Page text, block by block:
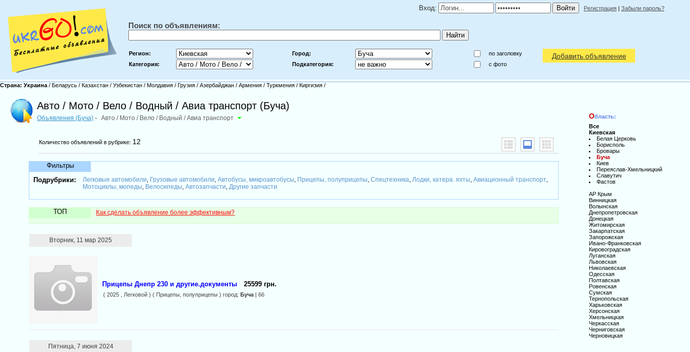
Вход: Регистрация | Забыли пароль?
Поиск по объявлениям:
Регион: Город:
по заголовку
Категория:
Подкатегория: c фото
Добавить объявление
Страна: Украина / Беларусь / Казахстан / Узбекистан / Молдавия / Грузия / Азербайджан / Армения / Туркмения / Киргизия /
Авто / Мото / Вело / Водный / Авиа транспорт (Буча)
Объявления (Буча) - Авто / Мото / Вело / Водный / Авиа транспорт
Количество объявлений в рубрике: 12
Фильтры
Подрубрики:
Легковые автомобили Грузовые автомобили ,Автобусы, микроавтобусы Прицепы, полуприцепы ,Спецтехника Лодки, катера. яхты ,Авиационный транспорт
Мотоциклы, мопеды Велосипеды ,Автозапчасти Другие запчасти
ТОП Как сделать объявление более эффективным?
Вторник, 11 мар 2025
Прицепы Днепр 230 и другие.документы 25599 грн.
( 2025 , Легковой ) ( Прицепы, полуприцепы ) город:Буча | 66
Пятница, 7 июня 2024
Область:
Все
Киевская
Белая Церковь
Борисполь
Бровары
Буча
Киев
Переяслав-Хмельницкий
Славутич
Фастов
АР Крым
Винницкая
Волынская
Днепропетровская
Донецкая
Житомирская
Закарпатская
Запорожская
Ивано-Франковская
Кировоградская
Луганская
Львовская
Николаевская
Одесская
Полтавская
Ровенская
Сумская
Тернопольская
Харьковская
Херсонская
Хмельницкая
Черкасская
Черниговская
Черновицкая